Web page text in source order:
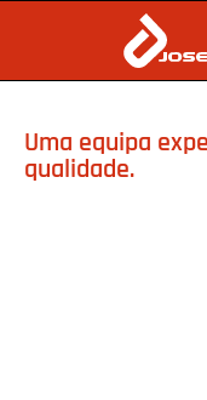
Uma equipa
qualidade.